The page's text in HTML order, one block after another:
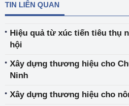
TIN LIÊN QUAN
Hiệu quả từ xúc tiến tiêu thụ
hội
Xây dựng thương hiệu cho
Ninh
Xây dựng thương hiệu cho